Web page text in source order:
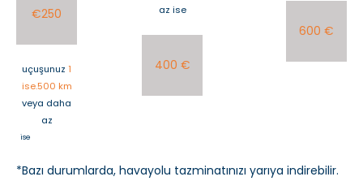
€250
uçuşunuz 1
ise.500 km
veya daha
az
ise
az ise
400 €
600 €
*Bazı durumlarda, havayolu tazminatınızı yarıya indirebilir.